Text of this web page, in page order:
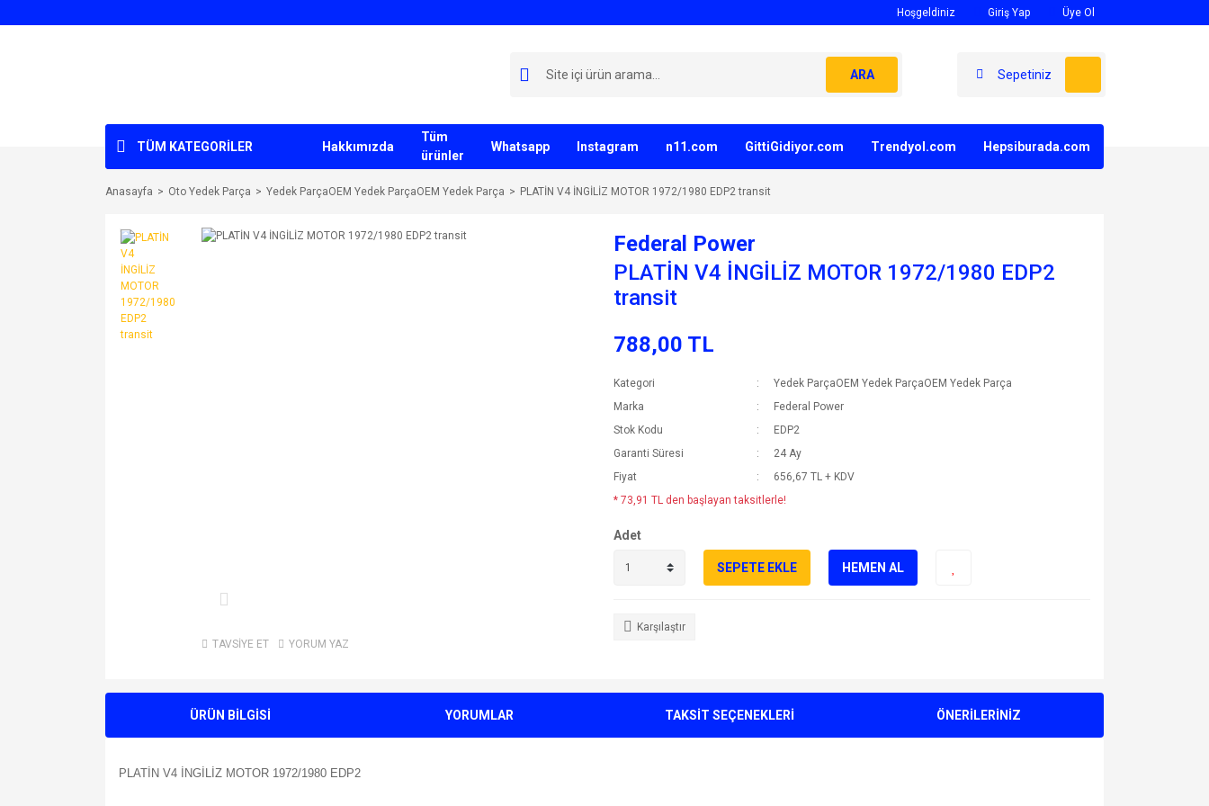
Hoşgeldiniz Giriş Yap Üye Ol
ARA Sepetiniz
TÜM KATEGORİLER Hakkımızda
Tüm
ürünler
Whatsapp Instagram n11.com GittiGidiyor.com Trendyol.com Hepsiburada.com
Anasayfa Oto Yedek Parça Yedek ParçaOEM Yedek ParçaOEM Yedek Parça PLATİN V4 İNGİLİZ MOTOR 1972/1980 EDP2 transit
TAVSİYE ET YORUM YAZ
Federal Power
PLATİN V4 İNGİLİZ MOTOR 1972/1980 EDP2
transit
788,00 TL
Kategori
Yedek ParçaOEM Yedek ParçaOEM Yedek Parça
Marka
Federal Power
Stok Kodu
EDP2
Garanti Süresi
24 Ay
Fiyat
656,67 TL + KDV
* 73,91 TL den başlayan taksitlerle!
Adet
SEPETE EKLE HEMEN AL
Karşılaştır
ÜRÜN BİLGİSİ YORUMLAR TAKSİT SEÇENEKLERİ ÖNERİLERİNİZ
PLATİN V4 İNGİLİZ MOTOR 1972/1980 EDP2